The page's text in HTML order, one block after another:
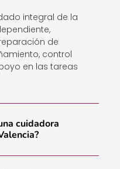
integral de la
de
control
en las tareas
cuidadora